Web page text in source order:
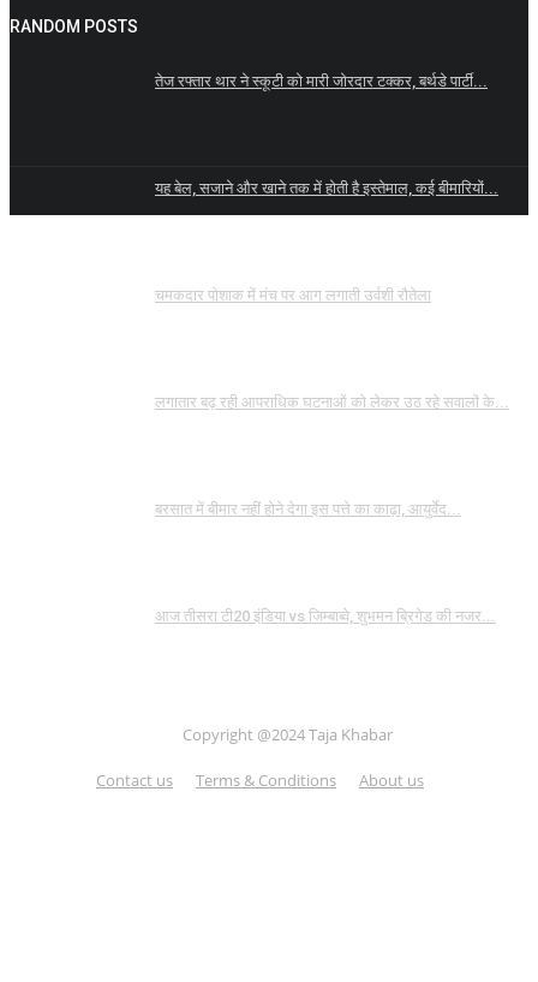
RANDOM POSTS
तेज रफ्तार थार ने स्कूटी को मारी जोरदार टक्कर, बर्थडे पार्टी...
यह बेल, सजाने और खाने तक में होती है इस्तेमाल, कई बीमारियों...
चमकदार पोशाक में मंच पर आग लगाती उर्वशी रौतेला
लगातार बढ़ रही आपराधिक घटनाओं को लेकर उठ रहे सवालों के...
बरसात में बीमार नहीं होने देगा इस पत्ते का काढ़ा, आयुर्वेद...
आज तीसरा टी20 इंडिया vs जिम्बाब्वे, शुभमन ब्रिगेड की नजर...
Copyright @2024 Taja Khabar
Contact us Terms & Conditions About us